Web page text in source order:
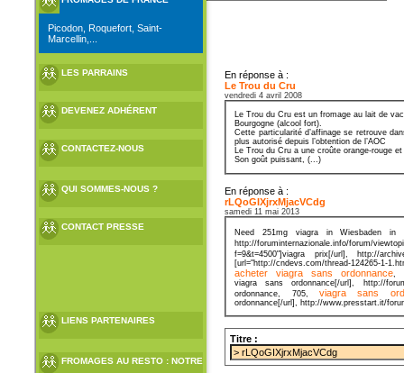
Picodon, Roquefort, Saint-
Marcellin,...
LES PARRAINS
DEVENEZ ADHÉRENT
CONTACTEZ-NOUS
QUI SOMMES-NOUS ?
CONTACT PRESSE
LIENS PARTENAIRES
FROMAGES AU RESTO : NOTRE
En réponse à :
Le Trou du Cru
vendredi 4 avril 2008
Le Trou du Cru est un fromage au lait de
Bourgogne (alcool fort).
Cette particularité d’affinage se retrouve
plus autorisé depuis l’obtention de l’AOC
Le Trou du Cru a une croûte orange-rouge
Son goût puissant, (...)
En réponse à :
rLQoGIXjrxMjacVCdg
samedi 11 mai 2013
Need 251mg viagra in Wiesbaden
http://foruminternazionale.info/forum/
f=9&t=4500"]viagra prix[/url], http://
[url="http://cndevs.com/thread-124265-1-
acheter viagra sans ordonnance,
viagra sans ordonnance[/url], http://
ordonnance, 705,viagra sans
ordonnance[/url], http://www.presstart.it/
Titre :